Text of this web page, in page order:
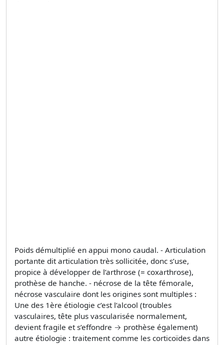
Poids démultiplié en appui mono caudal. - Articulation
portante dit articulation très sollicitée, donc s’use,
propice à développer de l’arthrose (= coxarthrose),
prothèse de hanche. - nécrose de la tête fémorale,
nécrose vasculaire dont les origines sont multiples :
Une des 1ère étiologie c’est l’alcool (troubles
vasculaires, tête plus vascularisée normalement,
devient fragile et s’effondre → prothèse également)
autre étiologie : traitement comme les corticoïdes dans